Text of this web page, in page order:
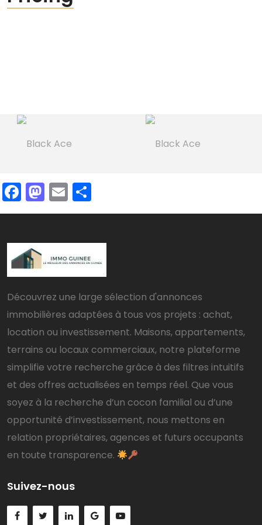
Facebook
Mastodon
Email
Découvrez une large sélection d'annonces
immobilières adaptées à tous vos projets : achat,
location ou investissement. Maisons, appartements,
terrains ou locaux commerciaux, notre plateforme
simplifie votre recherche grâce à des filtres intuitifs
et des offres actualisées en temps réel. Que vous
soyez à la recherche d’un cocon familial ou d’une
opportunité d’investissement, nous mettons en
relation propriétaires, agences et futurs occupants
en toute transparence.
Suivez-nous